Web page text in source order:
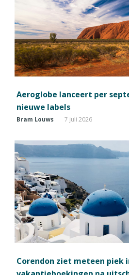
Aeroglobe lanceert per
nieuwe labels
Bram Louws 7 juli 2026
Corendon ziet meteen piek